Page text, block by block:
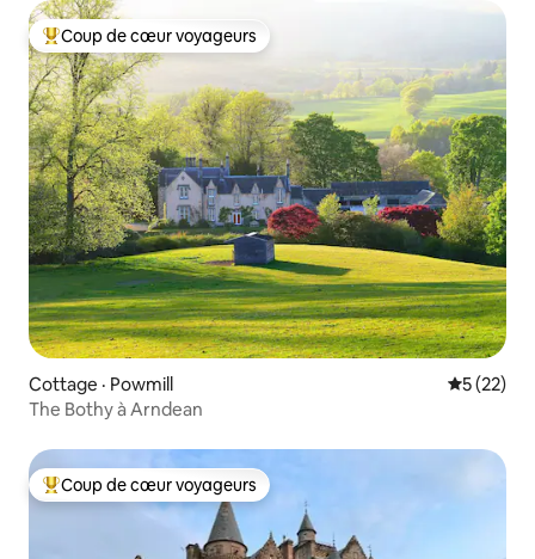
Coup de cœur voyageurs parmi les plus aimés
Coup de cœur voyageurs
Cottage · Powmill Note
5 (22)
The Bothy à Arndean
Coup de cœur voyageurs parmi les plus aimés
Coup de cœur voyageurs